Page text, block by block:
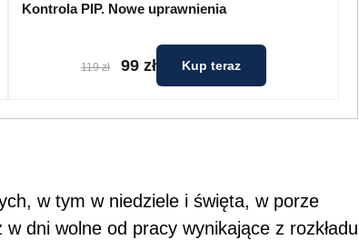
Kontrola PIP. Nowe uprawnienia
119 zł 99 zł Kup teraz
w tym w niedziele i święta, w porze
dni wolne od pracy wynikające z rozkładu